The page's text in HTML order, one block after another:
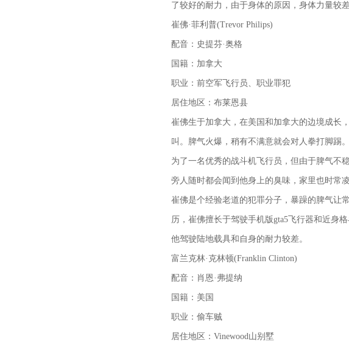
了较好的耐力，由于身体的原因，身体力量较差
崔佛·菲利普(Trevor Philips)
配音：史提芬·奥格
国籍：加拿大
职业：前空军飞行员、职业罪犯
居住地区：布莱恩县
崔佛生于加拿大，在美国和加拿大的边境成长
叫。脾气火爆，稍有不满意就会对人拳打脚踢
为了一名优秀的战斗机飞行员，但由于脾气不
旁人随时都会闻到他身上的臭味，家里也时常凌
崔佛是个经验老道的犯罪分子，暴躁的脾气让
历，崔佛擅长于驾驶手机版gta5飞行器和近身
他驾驶陆地载具和自身的耐力较差。
富兰克林·克林顿(Franklin Clinton)
配音：肖恩·弗提纳
国籍：美国
职业：偷车贼
居住地区：Vinewood山别墅